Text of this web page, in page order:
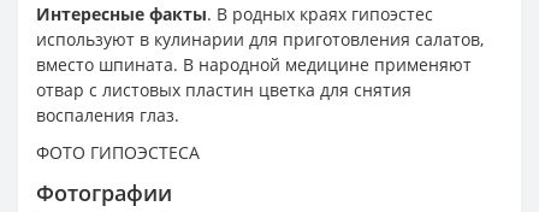
Интересные факты. В родных краях гипоэстес
используют в кулинарии для приготовления салатов,
вместо шпината. В народной медицине применяют
отвар с листовых пластин цветка для снятия
воспаления глаз.
ФОТО ГИПОЭСТЕСА
Фотографии